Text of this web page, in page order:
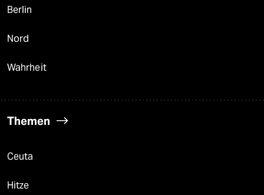
Berlin
Nord
Wahrheit
Themen
Ceuta
Hitze